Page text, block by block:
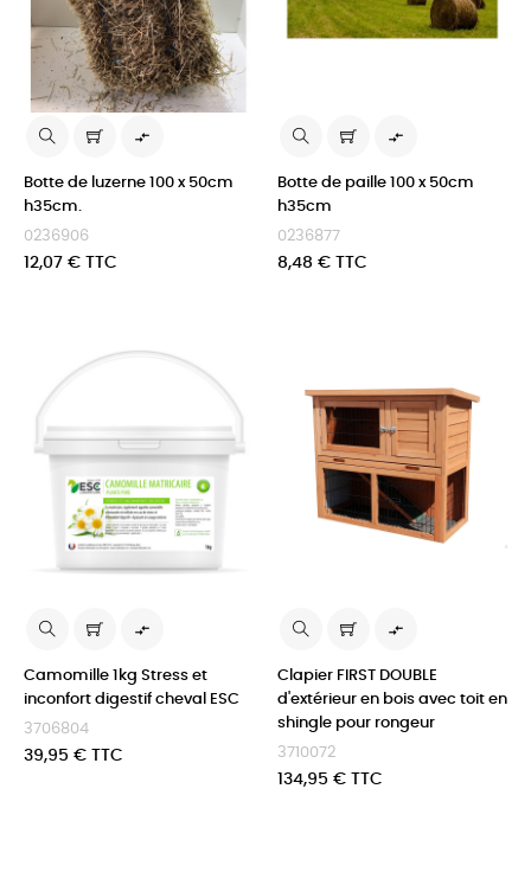

Botte de luzerne 100 x 50cm
h35cm.
0236906
Prix
12,07 € TTC

Botte de paille 100 x 50cm
h35cm
0236877
Prix
8,48 € TTC

Camomille 1kg Stress et
inconfort digestif cheval ESC
3706804
Prix
39,95 € TTC

Clapier FIRST DOUBLE
d'extérieur en bois avec toit en
shingle pour rongeur
3710072
Prix
134,95 € TTC